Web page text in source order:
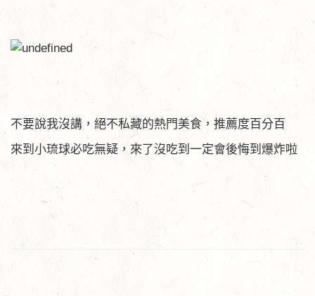
不要說我沒講，絕不私藏的熱門美食，推薦度百分百
來到小琉球必吃無疑，來了沒吃到一定會後悔到爆炸啦